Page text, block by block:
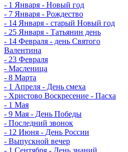
- 1 Января - Новый год
- 7 Января - Рождество
- 14 Января - старый Новый год
- 25 Января - Татьянин день
- 14 Февраля - день Святого
Валентина
- 23 Февраля
- Масленица
- 8 Марта
- 1 Апреля - День смеха
- Христово Воскресение - Пасха
- 1 Мая
- 9 Мая - День Победы
- Последний звонок
- 12 Июня - День России
- Выпускной вечер
- 1 Сентября - День знаний